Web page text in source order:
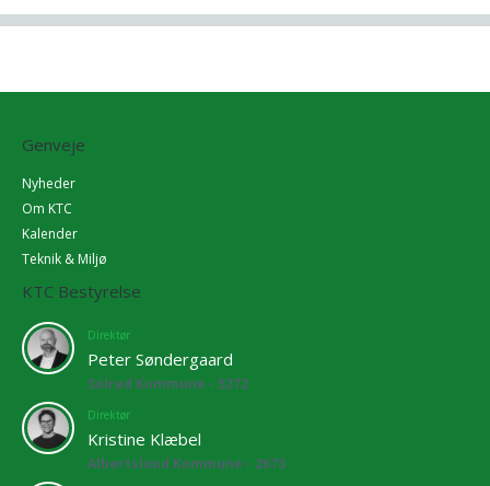
Genveje
Nyheder
Om KTC
Kalender
Teknik & Miljø
KTC Bestyrelse
Direktør
Peter Søndergaard
Solrød Kommune - 5272
Direktør
Kristine Klæbel
Albertslund Kommune - 2673